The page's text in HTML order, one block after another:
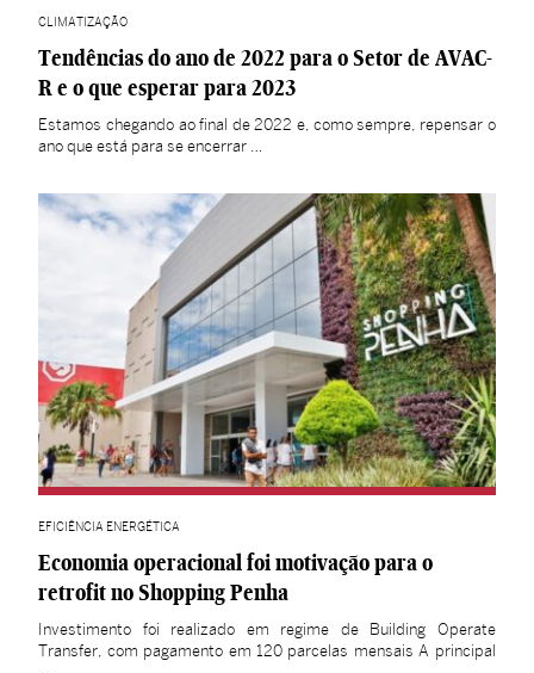
CLIMATIZAÇÃO
Tendências do ano de 2022 para o Setor de AVAC-
R e o que esperar para 2023
Estamos chegando ao final de 2022 e, como sempre, repensar o
ano que está para se encerrar …
EFICIÊNCIA ENERGÉTICA
Economia operacional foi motivação para o
retrofit no Shopping Penha
Investimento foi realizado em regime de Building Operate
Transfer, com pagamento em 120 parcelas mensais A principal